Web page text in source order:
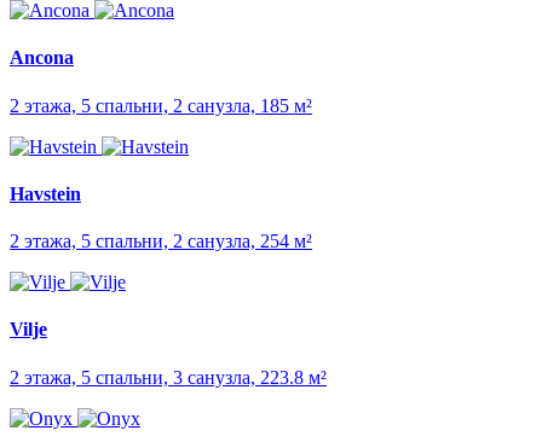
Ancona
2 этажа, 5 спальни, 2 санузла, 185 м²
Havstein
2 этажа, 5 спальни, 2 санузла, 254 м²
Vilje
2 этажа, 5 спальни, 3 санузла, 223.8 м²